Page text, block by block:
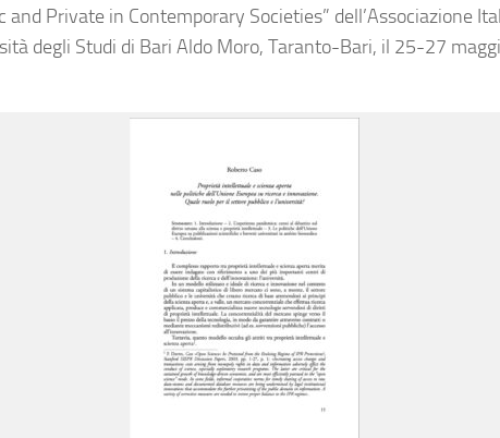
and Private in Contemporary Societies” dell’Associazione
degli Studi di Bari Aldo Moro, Taranto-Bari, il 25-27